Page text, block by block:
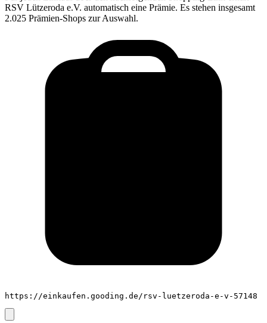
RSV Lützeroda e.V. automatisch eine Prämie. Es stehen insgesamt
2.025 Prämien-Shops zur Auswahl.
https://einkaufen.gooding.de/rsv-luetzeroda-e-v-57148